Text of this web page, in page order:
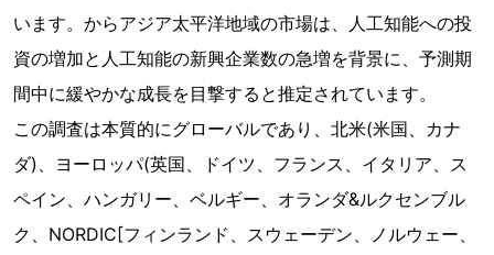
います。からアジア太平洋地域の市場は、人工知能への投
資の増加と人工知能の新興企業数の急増を背景に、予測期
間中に緩やかな成長を目撃すると推定されています。
この調査は本質的にグローバルであり、北米(米国、カナ
ダ)、ヨーロッパ(英国、ドイツ、フランス、イタリア、ス
ペイン、ハンガリー、ベルギー、オランダ&ルクセンブル
ク、NORDIC[フィンランド、スウェーデン、ノルウェー、